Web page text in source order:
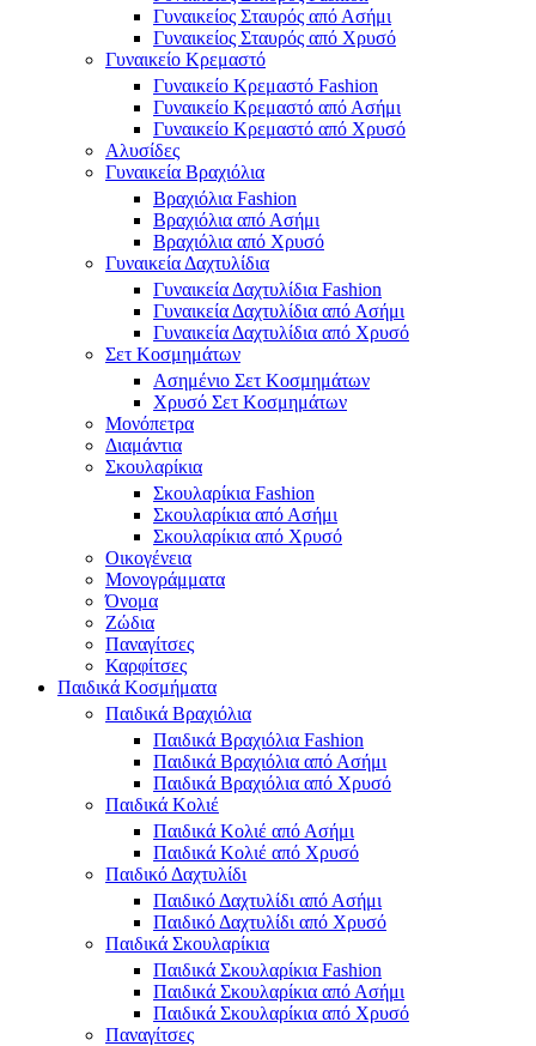
Γυναικείος Σταυρός από Ασήμι
Γυναικείος Σταυρός από Χρυσό
Γυναικείο Κρεμαστό
Γυναικείο Κρεμαστό Fashion
Γυναικείο Κρεμαστό από Ασήμι
Γυναικείο Κρεμαστό από Χρυσό
Αλυσίδες
Γυναικεία Βραχιόλια
Βραχιόλια Fashion
Βραχιόλια από Ασήμι
Βραχιόλια από Χρυσό
Γυναικεία Δαχτυλίδια
Γυναικεία Δαχτυλίδια Fashion
Γυναικεία Δαχτυλίδια από Ασήμι
Γυναικεία Δαχτυλίδια από Χρυσό
Σετ Κοσμημάτων
Ασημένιο Σετ Κοσμημάτων
Χρυσό Σετ Κοσμημάτων
Μονόπετρα
Διαμάντια
Σκουλαρίκια
Σκουλαρίκια Fashion
Σκουλαρίκια από Ασήμι
Σκουλαρίκια από Χρυσό
Οικογένεια
Μονογράμματα
Όνομα
Ζώδια
Παναγίτσες
Καρφίτσες
Παιδικά Κοσμήματα
Παιδικά Βραχιόλια
Παιδικά Βραχιόλια Fashion
Παιδικά Βραχιόλια από Ασήμι
Παιδικά Βραχιόλια από Χρυσό
Παιδικά Κολιέ
Παιδικά Κολιέ από Ασήμι
Παιδικά Κολιέ από Χρυσό
Παιδικό Δαχτυλίδι
Παιδικό Δαχτυλίδι από Ασήμι
Παιδικό Δαχτυλίδι από Χρυσό
Παιδικά Σκουλαρίκια
Παιδικά Σκουλαρίκια Fashion
Παιδικά Σκουλαρίκια από Ασήμι
Παιδικά Σκουλαρίκια από Χρυσό
Παναγίτσες